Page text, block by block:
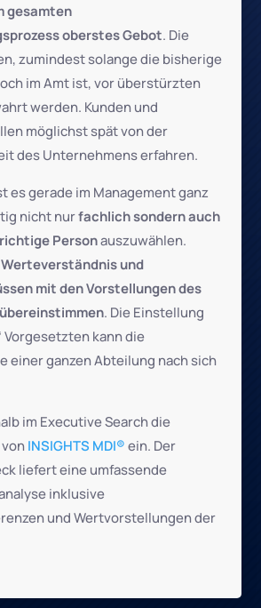
gesamten
oberstes Gebot. Die
zumindest solange die bisherige
im Amt ist, vor überstürzten
werden. Kunden und
möglichst spät von der
des Unternehmens erfahren.
es gerade im Management ganz
nicht nurfachlich sondern auch
Personauszuwählen.
und
mit den Vorstellungen des
. Die Einstellung
Vorgesetzten kann die
einer ganzen Abteilung nach sich
im Executive Search die
INSIGHTS MDI® ein. Der
liefert eine umfassende
inklusive
und Wertvorstellungen der